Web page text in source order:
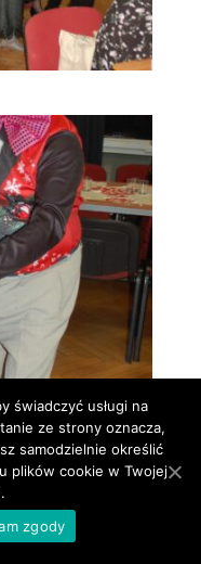
świadczyć usługi na
ze strony oznacza,
samodzielnie określić
plików cookie w Twojej
zgody